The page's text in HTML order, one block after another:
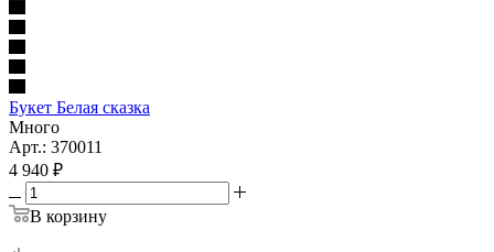
Букет Белая сказка
Много
Арт.: 370011
4 940 ₽
В корзину